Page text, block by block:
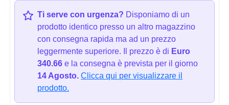
Ti serve con urgenza? Disponiamo di un
prodotto identico presso un altro magazzino
con consegna rapida ma ad un prezzo
leggermente superiore. Il prezzo è di Euro
340.66 e la consegna è prevista per il giorno
14 Agosto. Clicca qui per visualizzare il
prodotto.